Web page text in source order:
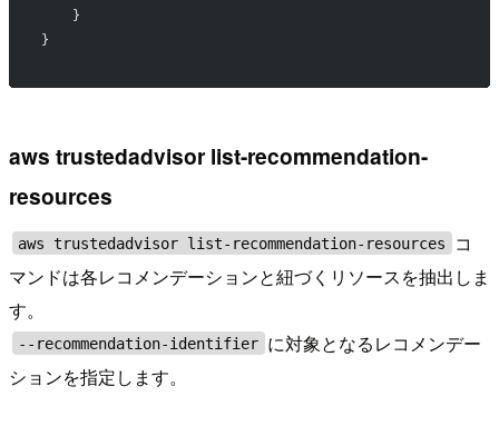
    }
}
aws trustedadvisor list-recommendation-
resources
aws trustedadvisor list-recommendation-resources
コ
マンドは各レコメンデーションと紐づくリソースを抽出しま
す。
--recommendation-identifier に対象となるレコメンデー
ションを指定します。